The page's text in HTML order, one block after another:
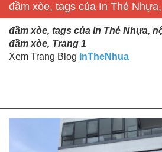
đầm xòe, tags của In Thẻ
đầm xòe, tags của In Thẻ Nhựa,
đầm xòe, Trang 1
Xem Trang Blog InTheNhua